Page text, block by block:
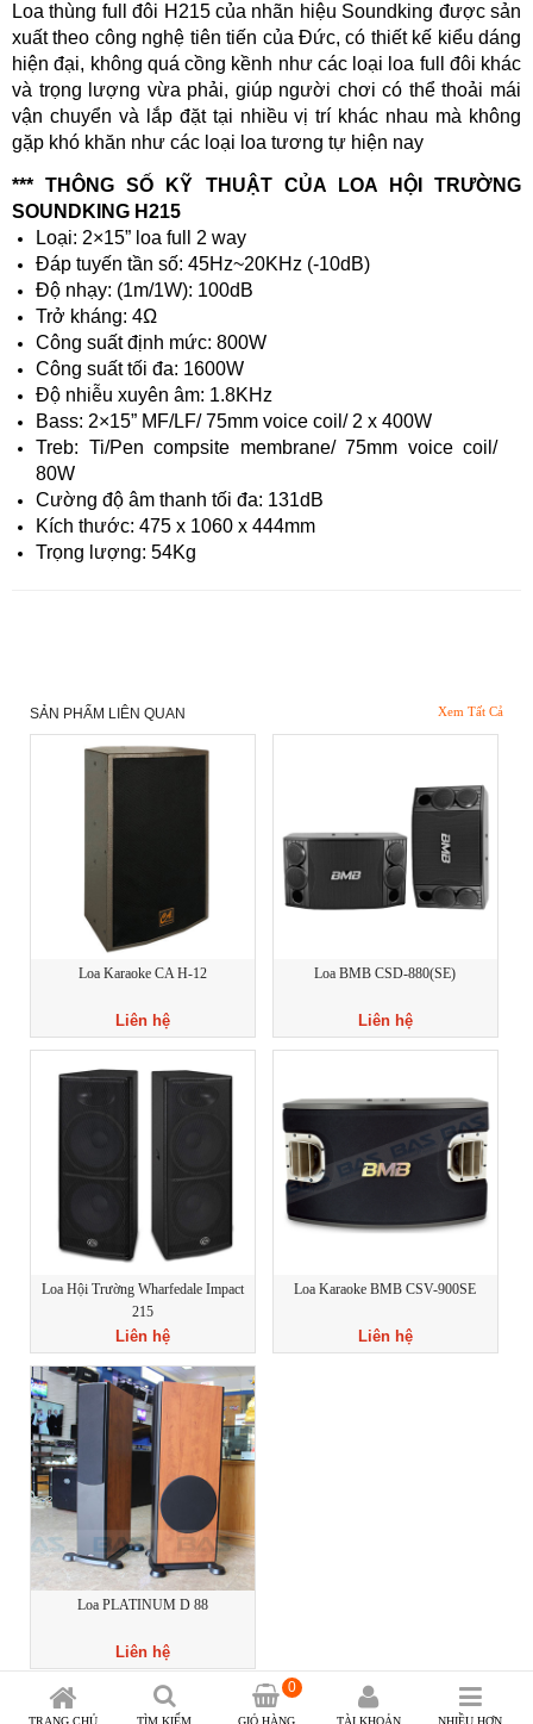
Loa thùng full đôi H215 của nhãn hiệu Soundking được sản
xuất theo công nghệ tiên tiến của Đức, có thiết kế kiểu dáng
hiện đại, không quá cồng kềnh như các loại loa full đôi khác
và trọng lượng vừa phải, giúp người chơi có thể thoải mái
vận chuyển và lắp đặt tại nhiều vị trí khác nhau mà không
gặp khó khăn như các loại loa tương tự hiện nay
*** THÔNG SỐ KỸ THUẬT CỦA LOA HỘI TRƯỜNG
SOUNDKING H215
Loại: 2×15” loa full 2 way
Đáp tuyến tần số: 45Hz~20KHz (-10dB)
Độ nhạy: (1m/1W): 100dB
Trở kháng: 4Ω
Công suất định mức: 800W
Công suất tối đa: 1600W
Độ nhiễu xuyên âm: 1.8KHz
Bass: 2×15” MF/LF/ 75mm voice coil/ 2 x 400W
Treb: Ti/Pen compsite membrane/ 75mm voice coil/
80W
Cường độ âm thanh tối đa: 131dB
Kích thước: 475 x 1060 x 444mm
Trọng lượng: 54Kg
SẢN PHẨM LIÊN QUAN Xem Tất Cả
Loa Karaoke CA H-12
Liên hệ
Loa BMB CSD-880(SE)
Liên hệ
Loa Hội Trường Wharfedale Impact
215
Liên hệ
Loa Karaoke BMB CSV-900SE
Liên hệ
Loa PLATINUM D 88
Liên hệ
TRANG CHỦ TÌM KIẾM
0
GIỎ HÀNG TÀI KHOẢN NHIỀU HƠN